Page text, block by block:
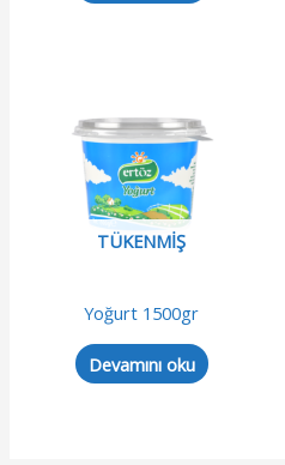
TÜKENMIŞ
Yoğurt 1500gr
Devamını oku